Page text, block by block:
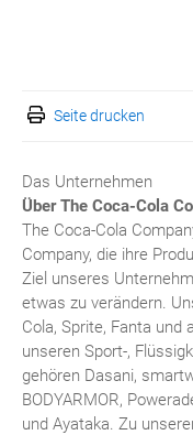
Seite drucken
Das Unternehmen
Über The Coca-Cola
The Coca-Cola
Company, die ihre
Ziel unseres
etwas zu verändern.
Cola, Sprite, Fanta und
unseren Sport-,
gehören Dasani,
BODYARMOR,
und Ayataka. Zu